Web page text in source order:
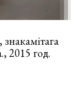
2015 год.